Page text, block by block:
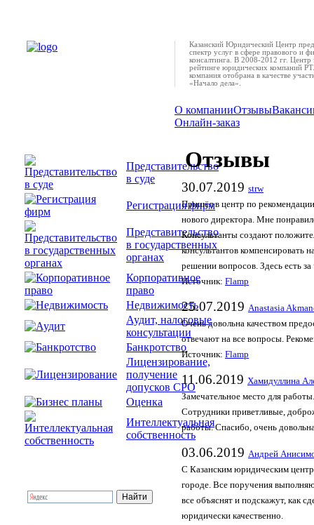
Представительство
в суде
Регистрация фирм
Представительство
в государственных
органах
Корпоративное
право
Недвижимость
Аудит, налоговые
консультации
Банкротство
Лицензирование,
получение
допусков СРО
Оценка
Интеллектуальная
собственность
Казанский Юридический Центр
спектр услуг в сфере правового и
консалтинга. В 2008-2012 гг. Центр
рейтинге юридических компаний
компания отобрана в качестве
«Начало дела».
О компанииОтзывы
Онлайн-заказ
Отзывы
30.07.2019 strw
Пришёл в центр по
нового директора. Мне
Консультанты создают
консультантов компенсировать
решении вопросов. Здесь есть за
Источник: Flamp
25.07.2019 Anastasia
Очень довольна качеством
отвечают на все вопросы.
Источник: Flamp
11.06.2019 Хамидуллина
Замечательное место для
Сотрудники приветливые,
работы. Спасибо, очень
03.06.2019 Андрей
С Казанским юридическим
городе. Все поручения
все объяснят и подскажут, как
юридически качественно.